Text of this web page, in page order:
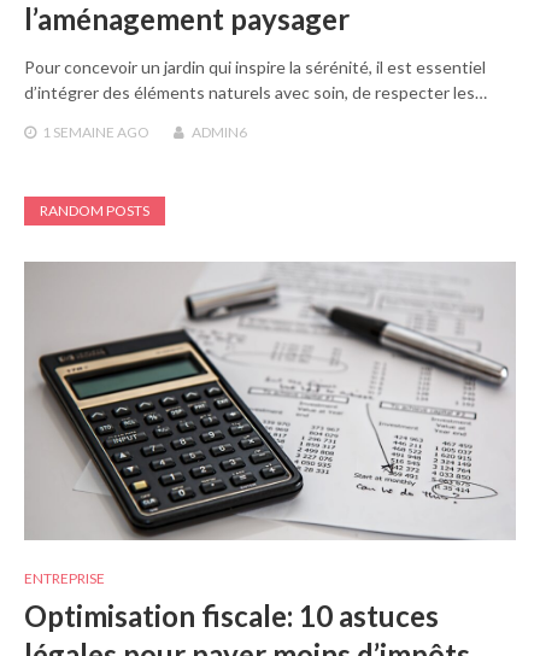
l’aménagement paysager
Pour concevoir un jardin qui inspire la sérénité, il est essentiel
d’intégrer des éléments naturels avec soin, de respecter les…
1 SEMAINE AGO ADMIN6
RANDOM POSTS
ENTREPRISE
Optimisation fiscale: 10 astuces